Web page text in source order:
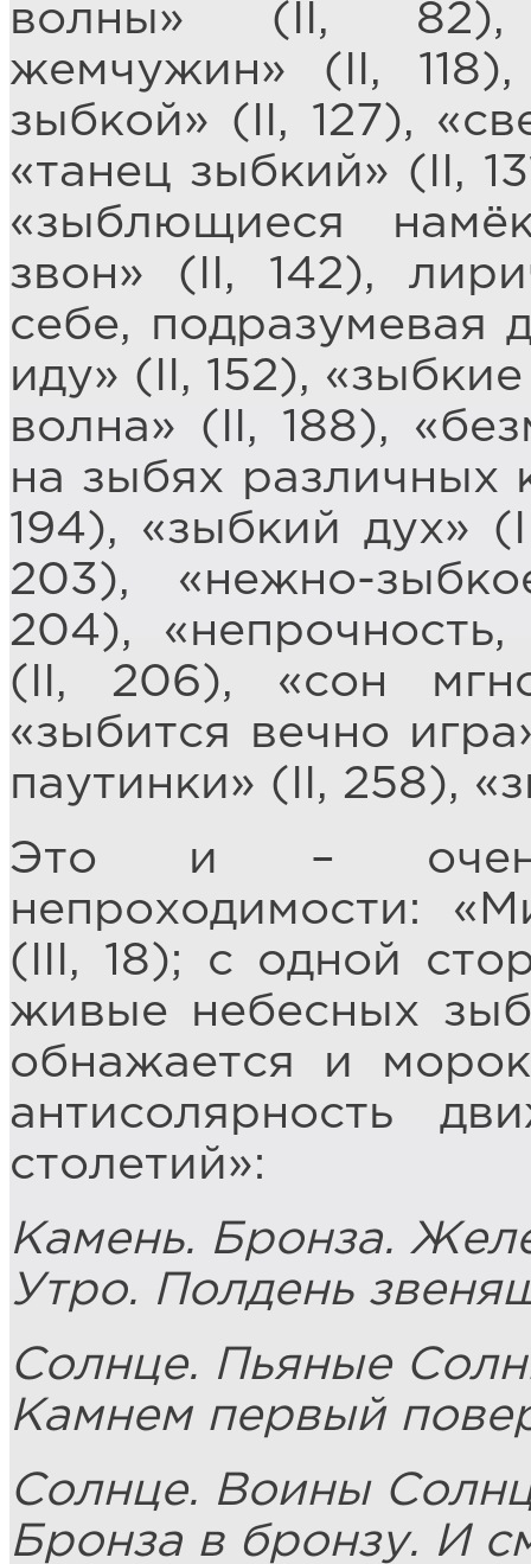
волны» (II, 82),
жемчужин» (II,
зыбкой» (II, 127),
«танец зыбкий» (II,
«зыблющиеся
звон» (II, 142),
себе, подразумевая
иду» (II, 152),
волна» (II, 188),
на зыбях различных
194), «зыбкий дух»
203), «нежно-
204), «непрочность,
(II, 206), «сон
«зыбится вечно
паутинки» (II, 258),
Это и – очень
непроходимости:
(III, 18); с одной
живые небесных
обнажается и
антисолярность
столетий»:
Камень. Бронза.
Утро. Полдень
Солнце. Пьяные
Камнем первый
Солнце. Воины
Бронза в бронзу. И